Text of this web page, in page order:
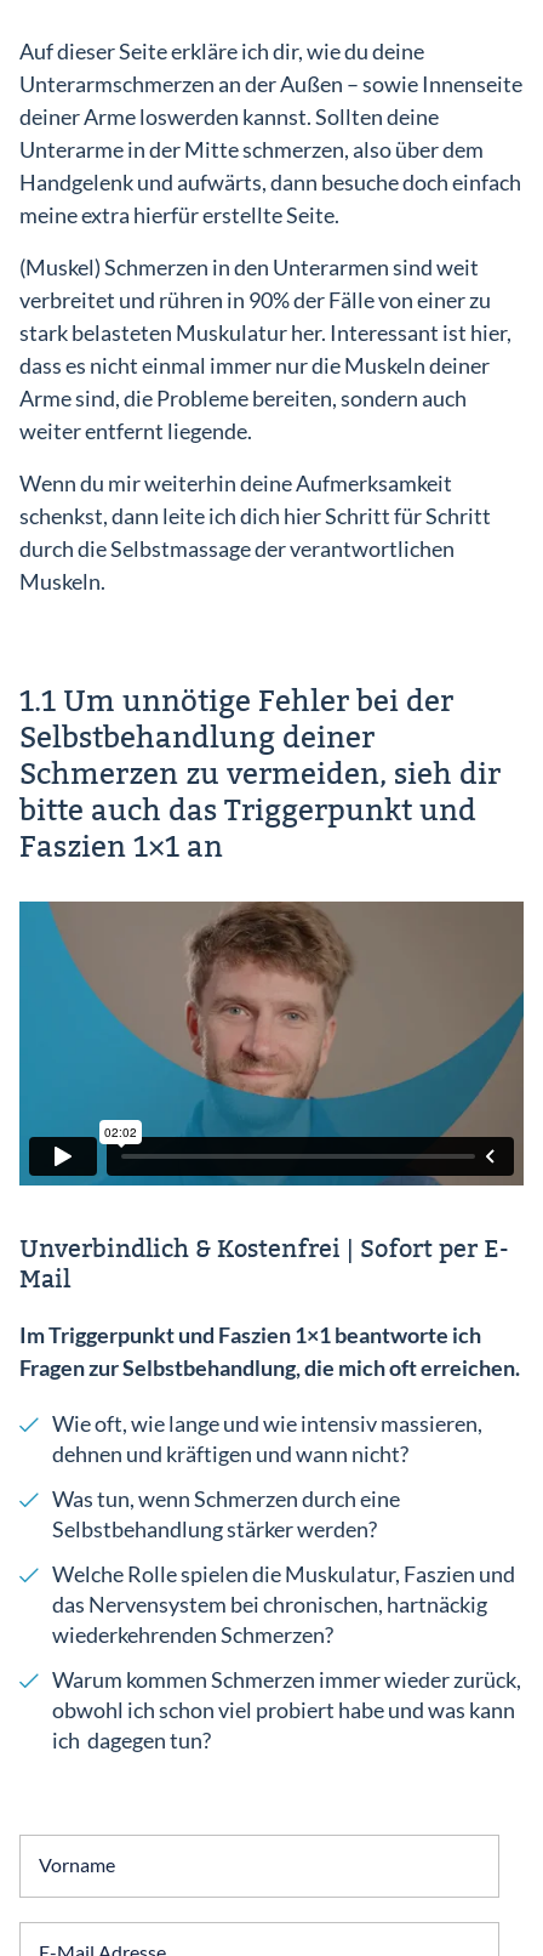
Auf dieser Seite erkläre ich dir, wie du deine
Unterarmschmerzen an der Außen – sowie Innenseite
deiner Arme loswerden kannst. Sollten deine
Unterarme in der Mitte schmerzen, also über dem
Handgelenk und aufwärts, dann besuche doch einfach
meine extra hierfür erstellte Seite.
(Muskel) Schmerzen in den Unterarmen sind weit
verbreitet und rühren in 90% der Fälle von einer zu
stark belasteten Muskulatur her. Interessant ist hier,
dass es nicht einmal immer nur die Muskeln deiner
Arme sind, die Probleme bereiten, sondern auch
weiter entfernt liegende.
Wenn du mir weiterhin deine Aufmerksamkeit
schenkst, dann leite ich dich hier Schritt für Schritt
durch die Selbstmassage der verantwortlichen
Muskeln.
1.1 Um unnötige Fehler bei der
Selbstbehandlung deiner
Schmerzen zu vermeiden, sieh dir
bitte auch das Triggerpunkt und
Faszien 1×1 an
Unverbindlich & Kostenfrei | Sofort per E-
Mail
Im Triggerpunkt und Faszien 1×1 beantworte ich
Fragen zur Selbstbehandlung, die mich oft erreichen.
Wie oft, wie lange und wie intensiv massieren,
dehnen und kräftigen und wann nicht?
Was tun, wenn Schmerzen durch eine
Selbstbehandlung stärker werden?
Welche Rolle spielen die Muskulatur, Faszien und
das Nervensystem bei chronischen, hartnäckig
wiederkehrenden Schmerzen?
Warum kommen Schmerzen immer wieder zurück,
obwohl ich schon viel probiert habe und was kann
ich dagegen tun?